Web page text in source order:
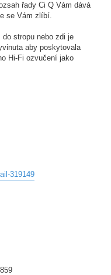
řady Ci Q Vám dává
se Vám zlíbí.
do stropu nebo zdi je
aby poskytovala
Hi-Fi ozvučení jako
319149